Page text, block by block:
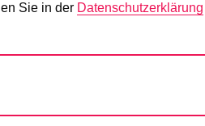
Sie in der Datenschutzerklärung